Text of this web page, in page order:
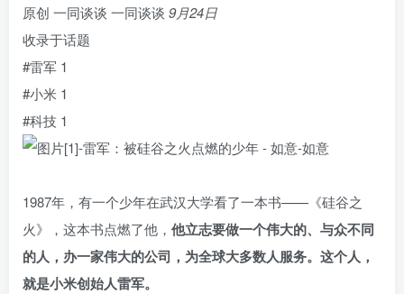
原创 一同谈谈 一同谈谈 9月24日
收录于话题
#雷军 1
#小米 1
#科技 1
1987年，有一个少年在武汉大学看了一本书——《硅谷之
火》，这本书点燃了他， 他立志要做一个伟大的、与众不同
的人，办一家伟大的公司，为全球大多数人服务。这个人，
就是小米创始人雷军。